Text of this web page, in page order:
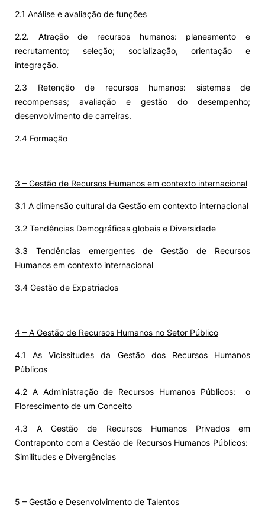
2.1 Análise e avaliação de funções
2.2. Atração de recursos humanos: planeamento e
recrutamento; seleção; socialização, orientação e
integração.
2.3 Retenção de recursos humanos: sistemas de
recompensas; avaliação e gestão do desempenho;
desenvolvimento de carreiras.
2.4 Formação
3 – Gestão de Recursos Humanos em contexto internacional
3.1 A dimensão cultural da Gestão em contexto internacional
3.2 Tendências Demográficas globais e Diversidade
3.3 Tendências emergentes de Gestão de Recursos
Humanos em contexto internacional
3.4 Gestão de Expatriados
4 – A Gestão de Recursos Humanos no Setor Público
4.1 As Vicissitudes da Gestão dos Recursos Humanos
Públicos
4.2 A Administração de Recursos Humanos Públicos: o
Florescimento de um Conceito
4.3 A Gestão de Recursos Humanos Privados em
Contraponto com a Gestão de Recursos Humanos Públicos:
Similitudes e Divergências
5 – Gestão e Desenvolvimento de Talentos